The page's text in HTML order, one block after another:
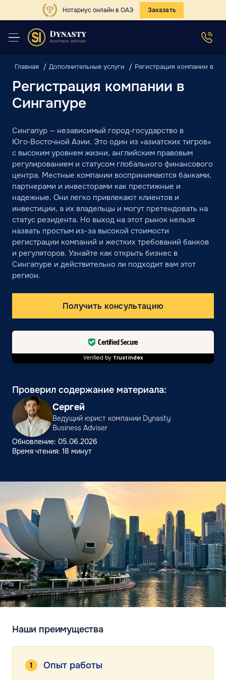
Нотариус онлайн в ОАЭ Заказать
Главная Дополнительные услуги Регистрация компании в
Регистрация компании в
Сингапуре
Сингапур — независимый город‑государство в
Юго‑Восточной Азии. Это один из «азиатских тигров»
с высоким уровнем жизни, английским правовым
регулированием и статусом глобального финансового
центра. Местные компании воспринимаются банками,
партнерами и инвесторами как престижные и
надежные. Они легко привлекают клиентов и
инвестиции, а их владельцы и могут претендовать на
статус резидента. Но выход на этот рынок нельзя
назвать простым из-за высокой стоимости
регистрации компаний и жестких требований банков
и регуляторов. Узнайте как открыть бизнес в
Сингапуре и действительно ли подходит вам этот
регион.
Получить консультацию
Certified Secure
Verified by Trustindex
Проверил содержание материала:
Сергей
Ведущий юрист компании Dynasty
Business Adviser
Обновление: 05.06.2026
Время чтения: 18 минут
Наши преимущества
Опыт работы